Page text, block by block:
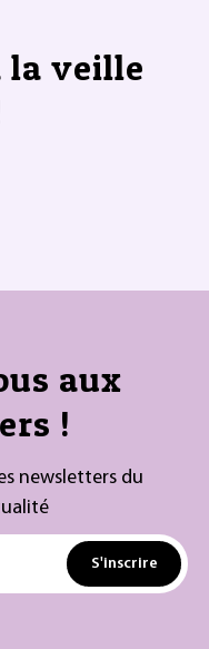
veille
aux
!
newsletters du
S'inscrire